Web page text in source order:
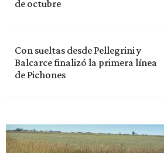
de octubre
Con sueltas desde Pellegrini y
Balcarce finalizó la primera línea
de Pichones